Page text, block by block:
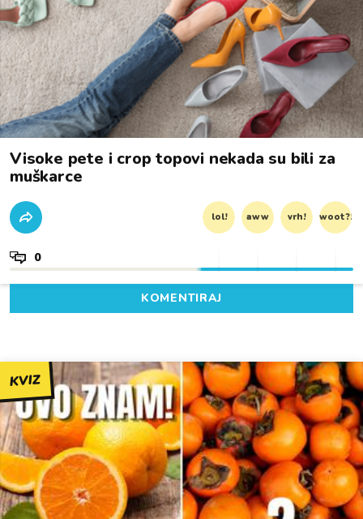
Visoke pete i crop topovi nekada su bili za
muškarce
lol! aww vrh! woot?!
0
KOMENTIRAJ
KVIZ